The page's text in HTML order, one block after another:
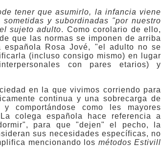
tener que asumirlo, la infancia viene
y subordinadas "por nuestro
sujeto adulto. Como corolario de ello,
que las normas se imponen de arriba
española Rosa Jové, "el adulto no se
(incluso consigo mismo) en lugar
con pares etarios) y
en la que vivimos corriendo para
continua y una sobrecarga de
comportándose como les mayores
colega española hace referencia a
para que "dejen" el pecho, la
sus necesidades específicas, no
mencionando los métodos Estivill